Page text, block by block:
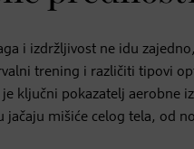
i izdržljivost ne idu
trening i različiti tipovi
ključni pokazatelj aerobne
jačaju mišiće celog tela, od